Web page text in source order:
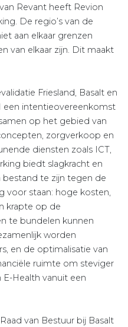
Revant heeft Revion
De regio’s van de
aan elkaar grenzen
van elkaar zijn. Dit maakt
Friesland, Basalt en
een intentieovereenkomst
op het gebied van
zorgverkoop en
diensten zoals ICT,
biedt slagkracht en
te zijn tegen de
voor staan: hoge kosten,
krapte op de
te bundelen kunnen
worden
en de optimalisatie van
ruimte om steviger
Health vanuit een
van Bestuur bij Basalt